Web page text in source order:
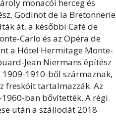
monacói herceg és
Godinot de la Bretonnerie
át, a későbbi Café de
Carlo és az Opéra de
a Hôtel Hermitage Monte-
Jean Niermans építész
1910-ből származnak,
freskóit tartalmazzák. Az
ban bővítették. A régi
után a szállodát 2018